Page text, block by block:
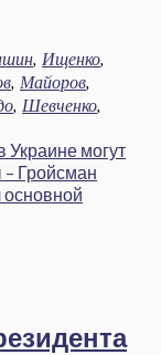
, Ищенко,
, Майоров,
, Шевченко,
Украине могут
Гройсман